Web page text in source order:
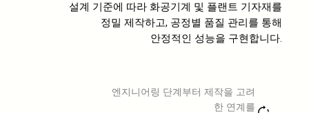
설계 기준에 따라 화공기계 및 플랜트 기자재를
정밀 제작하고, 공정별 품질 관리를 통해
안정적인 성능을 구현합니다.
엔지니어링 단계부터 제작을 고려
한 연계를